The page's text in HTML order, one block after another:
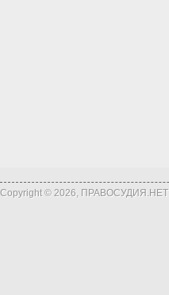
Copyright © 2026, ПРАВОСУДИЯ.НЕТ